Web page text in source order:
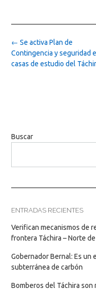
Post
navigation
← Se activa Plan de
Contingencia y seguridad
casas de estudio del
Buscar
ENTRADAS RECIENTES
Verifican mecanismos de
frontera Táchira – Norte
Gobernador Bernal: Es un
subterránea de carbón
Bomberos del Táchira